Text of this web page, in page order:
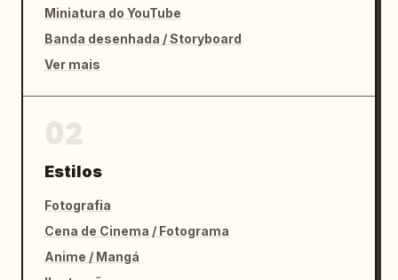
Miniatura do YouTube
Banda desenhada / Storyboard
Ver mais
Estilos
Fotografia
Cena de Cinema / Fotograma
Anime / Mangá